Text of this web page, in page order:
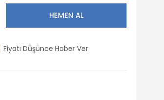
HEMEN AL
Fiyatı Düşünce Haber Ver